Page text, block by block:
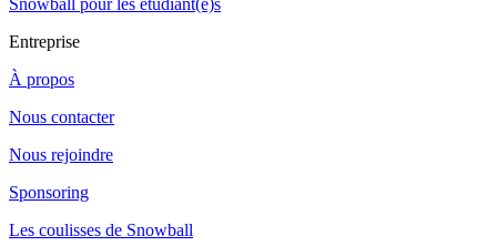
Entreprise
À propos
Nous contacter
Nous rejoindre
Sponsoring
Les coulisses de Snowball